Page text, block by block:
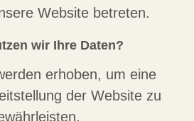
Website betreten.
wir Ihre Daten?
erhoben, um eine
der Website zu